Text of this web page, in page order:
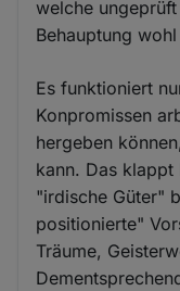
welche
Behauptung
Es funktioniert
Konpromissen
hergeben
kann. Das
"irdische Güter"
positionierte"
Träume,